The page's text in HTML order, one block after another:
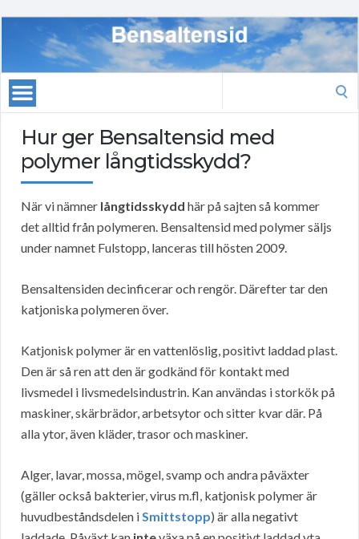
Hur ger Bensaltensid med
polymer långtidsskydd?
När vi nämner långtidsskydd här på sajten så kommer
det alltid från polymeren. Bensaltensid med polymer säljs
under namnet Fulstopp, lanceras till hösten 2009.
Bensaltensiden decinficerar och rengör. Därefter tar den
katjoniska polymeren över.
Katjonisk polymer är en vattenlöslig, positivt laddad plast.
Den är så ren att den är godkänd för kontakt med
livsmedel i livsmedelsindustrin. Kan användas i storkök på
maskiner, skärbrädor, arbetsytor och sitter kvar där. På
alla ytor, även kläder, trasor och maskiner.
Alger, lavar, mossa, mögel, svamp och andra påväxter
(gäller också bakterier, virus m.fl, katjonisk polymer är
huvudbeståndsdelen iSmittstopp) är alla negativt